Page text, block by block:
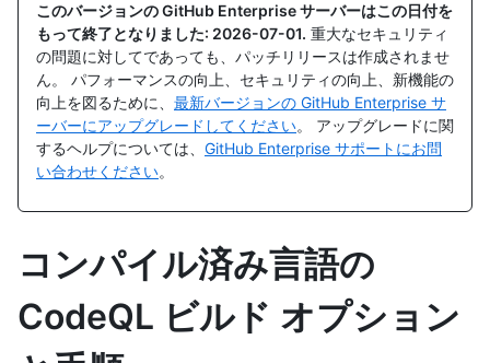
このバージョンの GitHub Enterprise サーバーはこの日付を
もって終了となりました: 2026-07-01. 重大なセキュリティ
の問題に対してであっても、パッチリリースは作成されませ
ん。 パフォーマンスの向上、セキュリティの向上、新機能の
向上を図るために、 最新バージョンの GitHub Enterprise サ
ーバーにアップグレードしてください。 アップグレードに関
するヘルプについては、 GitHub Enterprise サポートにお問
い合わせください。
コンパイル済み言語の
CodeQL ビルド オプション